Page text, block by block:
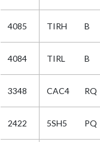
4085 TIRH B
4084 TIRL B
3348 CAC4 RQ
2422 5SH5 PQ